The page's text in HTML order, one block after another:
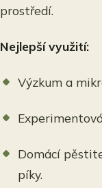
prostředí.
Nejlepší využití:
Výzkum a
Domácí
píky.